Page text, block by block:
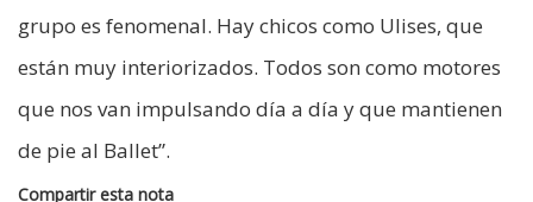
grupo es fenomenal. Hay chicos como Ulises, que
están muy interiorizados. Todos son como motores
que nos van impulsando día a día y que mantienen
de pie al Ballet”.
Compartir esta nota